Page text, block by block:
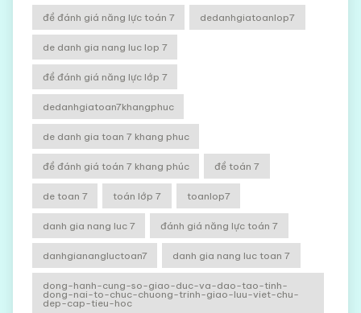
đề đánh giá năng lực toán 7 dedanhgiatoanlop7
de danh gia nang luc lop 7
đề đánh giá năng lực lớp 7
dedanhgiatoan7khangphuc
de danh gia toan 7 khang phuc
đề đánh giá toán 7 khang phúc đề toán 7
de toan 7 toán lớp 7 toanlop7
danh gia nang luc 7 đánh giá năng lực toán 7
danhgianangluctoan7 danh gia nang luc toan 7
dong-hanh-cung-so-giao-duc-va-dao-tao-tinh-
dong-nai-to-chuc-chuong-trinh-giao-luu-viet-chu-
dep-cap-tieu-hoc